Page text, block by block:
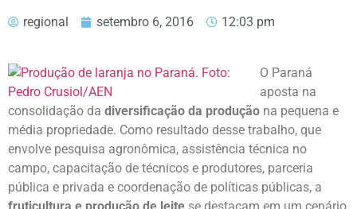
regional setembro 6, 2016 12:03 pm
O Paraná
aposta na
consolidação da diversificação da produção na pequena e
média propriedade. Como resultado desse trabalho, que
envolve pesquisa agronômica, assistência técnica no
campo, capacitação de técnicos e produtores, parceria
pública e privada e coordenação de políticas públicas, a